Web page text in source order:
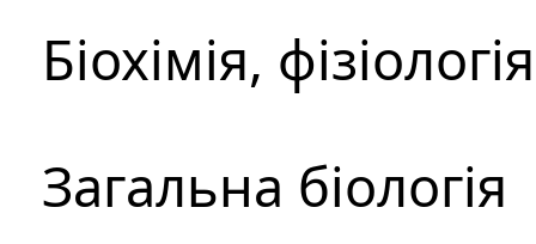
Біохімія,
Загальна біологія